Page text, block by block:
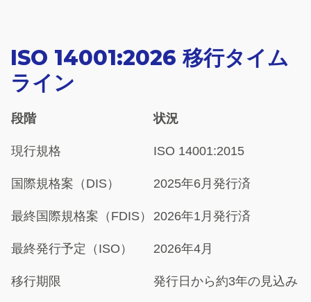
ISO 14001:2026 移行タイム
ライン
段階 状況
現行規格 ISO 14001:2015
国際規格案（DIS） 2025年6月発行済
最終国際規格案（FDIS） 2026年1月発行済
最終発行予定（ISO） 2026年4月
移行期限 発行日から約3年の見込み